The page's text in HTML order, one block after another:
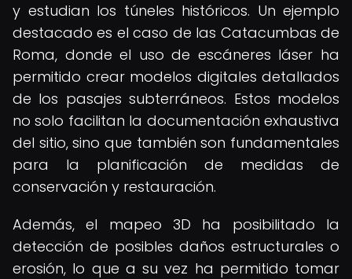
y estudian los túneles históricos. Un ejemplo
destacado es el caso de las Catacumbas de
Roma, donde el uso de escáneres láser ha
permitido crear modelos digitales detallados
de los pasajes subterráneos. Estos modelos
no solo facilitan la documentación exhaustiva
del sitio, sino que también son fundamentales
para la planificación de medidas de
conservación y restauración.
Además, el mapeo 3D ha posibilitado la
detección de posibles daños estructurales o
erosión, lo que a su vez ha permitido tomar